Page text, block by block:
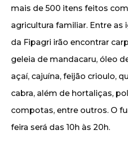
mais de 500 itens feitos
agricultura familiar. Entre as
da Fipagri irão encontrar
geleia de mandacaru, óleo
açaí, cajuína, feijão crioulo,
cabra, além de hortaliças,
compotas, entre outros. O
feira será das 10h às 20h.